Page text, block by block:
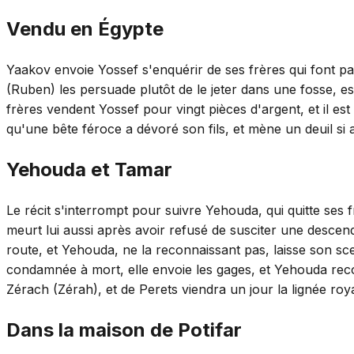
Vendu en Égypte
Yaakov envoie Yossef s'enquérir de ses frères qui font
(Ruben) les persuade plutôt de le jeter dans une fosse,
frères vendent Yossef pour vingt pièces d'argent, et il
qu'une bête féroce a dévoré son fils, et mène un deuil
Yehouda et Tamar
Le récit s'interrompt pour suivre Yehouda, qui quitte ses
meurt lui aussi après avoir refusé de susciter une
route, et Yehouda, ne la reconnaissant pas, laisse son
condamnée à mort, elle envoie les gages, et Yehouda
Zérach (Zérah), et de Perets viendra un jour la lignée
Dans la maison de Potifar